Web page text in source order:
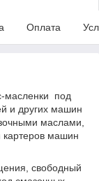
Оплата
масленки под
и других машин
маслами,
картеров машин
свободный